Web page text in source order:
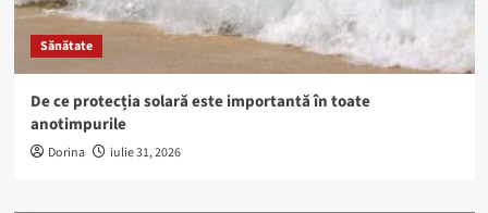
Sănătate
De ce protecția solară este importantă în toate
anotimpurile
Dorina iulie 31, 2026